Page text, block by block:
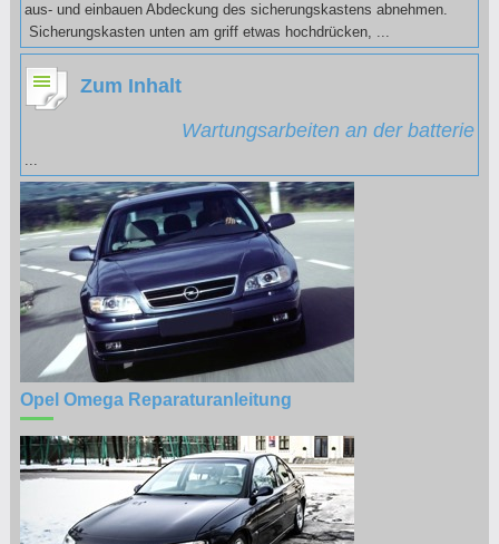
aus- und einbauen Abdeckung des sicherungskastens abnehmen.
Sicherungskasten unten am griff etwas hochdrücken, ...
Zum Inhalt
Wartungsarbeiten an der batterie
...
Opel Omega Reparaturanleitung